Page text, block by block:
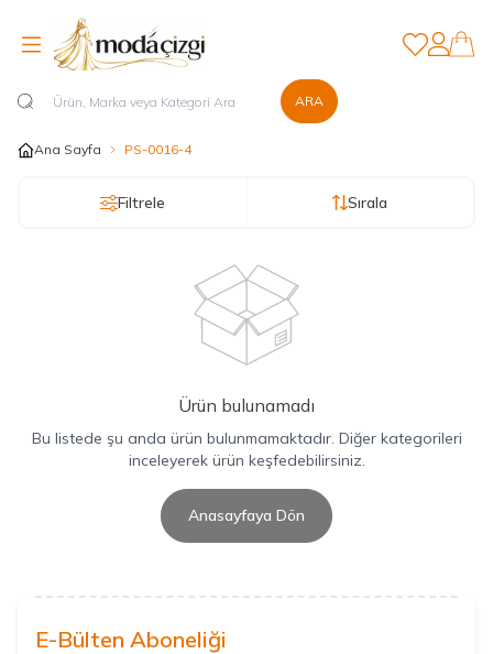
ARA
Hesabım
Favorilerim
Ana Sayfa PS-0016-4
Filtrele Sırala
Ürün bulunamadı
Bu listede şu anda ürün bulunmamaktadır. Diğer kategorileri
inceleyerek ürün keşfedebilirsiniz.
Anasayfaya Dön
E-Bülten Aboneliği